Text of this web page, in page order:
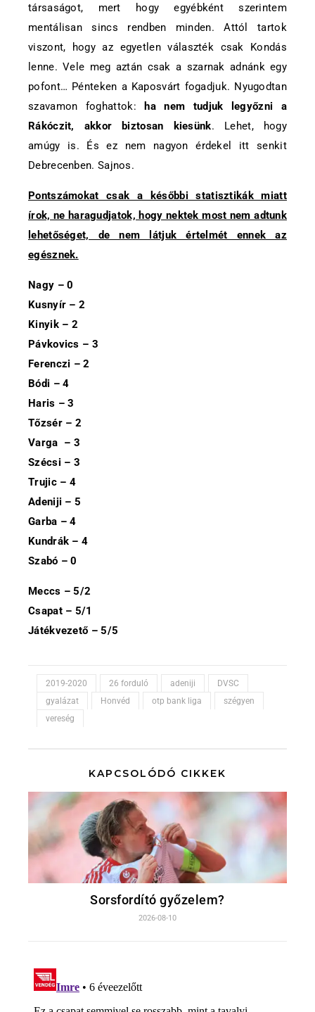
társaságot, mert hogy egyébként szerintem
mentálisan sincs rendben minden. Attól tartok
viszont, hogy az egyetlen választék csak Kondás
lenne. Vele meg aztán csak a szarnak adnánk egy
pofont… Pénteken a Kaposvárt fogadjuk. Nyugodtan
szavamon foghattok: ha nem tudjuk legyőzni a
Rákóczit, akkor biztosan kiesünk. Lehet, hogy
amúgy is. És ez nem nagyon érdekel itt senkit
Debrecenben. Sajnos.
Pontszámokat csak a későbbi statisztikák miatt
írok, ne haragudjatok, hogy nektek most nem adtunk
lehetőséget, de nem látjuk értelmét ennek az
egésznek.
Nagy – 0
Kusnyír – 2
Kinyik – 2
Pávkovics – 3
Ferenczi – 2
Bódi – 4
Haris – 3
Tőzsér – 2
Varga – 3
Szécsi – 3
Trujic – 4
Adeniji – 5
Garba – 4
Kundrák – 4
Szabó – 0
Meccs – 5/2
Csapat – 5/1
Játékvezető – 5/5
2019-2020 26 forduló adeniji
DVSC
gyalázat
Honvéd otp bank liga
szégyen
vereség
KAPCSOLÓDÓ CIKKEK
Sorsfordító győzelem?
2026-08-10